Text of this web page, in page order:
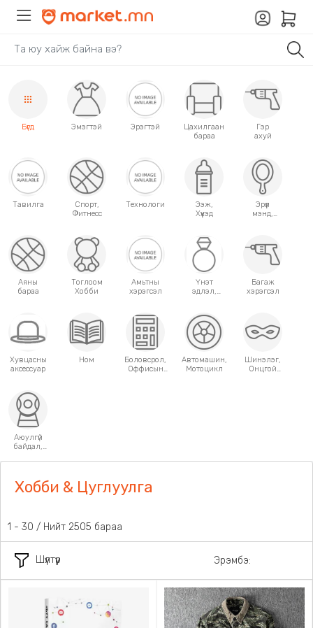
Бүгд Эмэгтэй Эрэгтэй
Цахилгаан
бараа
Гэр
ахуй
Тавилга
Спорт,
Фитнесс
Технологи
Ээж,
Хүүхэд
Эрүүл
мэнд,
Аяны
бараа
Тоглоом
Хобби
Амьтны
хэрэгсэл
Үнэт
эдлэл,
Багаж
хэрэгсэл
Хувцасны
аксессуар
Ном
Боловсрол,
Оффисын
Автомашин,
Мотоцикл
Шинэлэг,
Онцгой
Аюулгүй
байдал,
Хобби & Цуглуулга
Шүүлтүүр
1 - 30 / Нийт 2505 бараа
Эрэмбэ: